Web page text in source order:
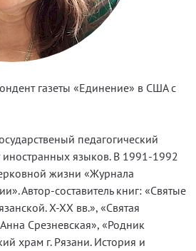
газеты «Единение» в США с
педагогический
иностранных языков. В 1991-1992
жизни «Журнала
Автор-составитель книг: «Святые
X-XX вв.», «Святая
Срезневская», «Родник
храм г. Рязани. История и